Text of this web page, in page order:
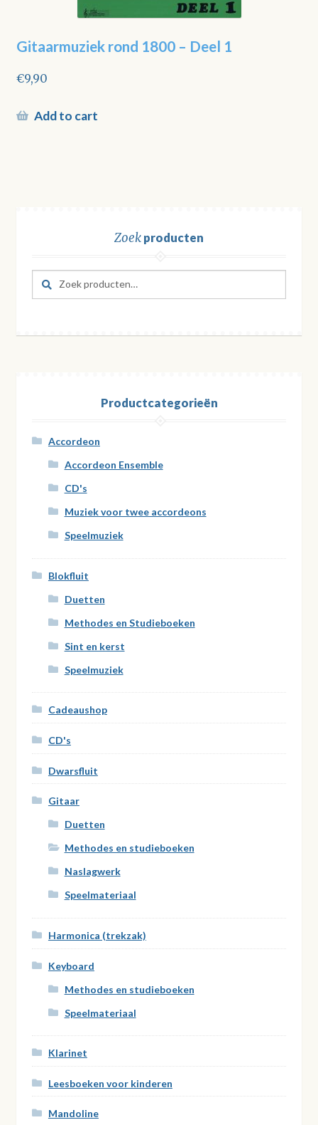
Gitaarmuziek rond 1800 – Deel 1
€9,90
Add to cart
Zoekproducten
Zoeken
naar:
Zoeken
Productcategorieën
Accordeon
Accordeon Ensemble
CD's
Muziek voor twee accordeons
Speelmuziek
Blokfluit
Duetten
Methodes en Studieboeken
Sint en kerst
Speelmuziek
Cadeaushop
CD's
Dwarsfluit
Gitaar
Duetten
Methodes en studieboeken
Naslagwerk
Speelmateriaal
Harmonica (trekzak)
Keyboard
Methodes en studieboeken
Speelmateriaal
Klarinet
Leesboeken voor kinderen
Mandoline